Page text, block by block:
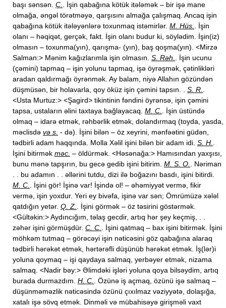
başı sənsən. Ç.
. İşin qabağına kötük itələmək – bir işə mane
olmağa, əngəl törətməyə, qarşısını almağa çalışmaq. Ancaq işin
qabağına kötük itələyənlərə toxunmaq istəmirlər. M. Hüs.
. İşin
olanı – həqiqət, gerçək, fakt. İşin olanı budur ki, söylədim. İşin(iz)
olmasın – toxunma(yın), qarışma- (yın), baş qoşma(yın). <Mirzə
Salman:> Mənim kağızlarımla işin olmasın. S. Rəh.
. İşin ucunu
(çəmini) tapmaq – işin yolunu tapmaq, işə öyrəşmək, çətinlikləri
aradan qaldırmağı öyrənmək. Ay balam, niyə Allahın gözündən
düşmüsən, bir holavarla, qoy öküz işin çəmini tapsın. . S. R.
<Usta Murtuz:> <Şagird> tikintinin fəndini öyrənsə, işin çəmini
tapsa, ustaların əlini taxtaya bağlayacaq. M. C.
. İşin üstündə
olmaq – idarə etmək, rəhbərlik etmək, dolandırmaq (toyda, yasda,
məclisdə və s. - də). İşini bilən – öz xeyrini, mənfəətini güdən,
tədbirli adam haqqında. Molla Xəlil işini bilən bir adam idi. S. H.
İşini bitirmək məc. – öldürmək. <Həsənağa:> Hamısından yaxşısı,
bunu mənə tapşırın, bu gecə gedib işini bitirim. M. S. O.
. Nəriman
. . bu adamın . . əllərini tutdu, dizi ilə boğazını basdı, işini bitirdi.
M. C.
. İşini gör! İşinə var! İşində ol! – əhəmiyyət vermə, fikir
vermə, işin yoxdur. Yeri ey bivəfa, işinə var sən; Ömrümüzə xələl
qatdığın yetər. Q. Z.
. İşini görmək – öz təsirini göstərmək.
<Gültəkin:> Aydıncığım, təlaş gecdir, artıq hər şey keçmiş, . .
zəhər işini görmüşdür. C. C.
. İşini qatmaq – bax işini bitirmək. İşini
möhkəm tutmaq – görəcəyi işin nəticəsini göz qabağına alaraq
tədbirli hərəkət etmək, hərtərəfli düşünüb hərəkət etmək. İş(lər)i
yoluna qoymaq – işi qaydaya salmaq, yerbəyer etmək, nizama
salmaq. <Nadir bəy:> Əlimdəki işləri yoluna qoya bilsəydim, artıq
burada durmazdım. H. C.
. Özünə iş açmaq, özünü işə salmaq –
düşünməməzlik nəticəsində özünü çıxılmaz vəziyyətə, dolaşığa,
xatalı işə sövq etmək. Dinməli və mübahisəyə girişməli vaxt